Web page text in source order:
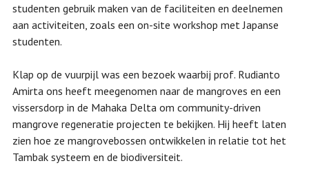
studenten gebruik maken van de faciliteiten en deelnemen
aan activiteiten, zoals een on-site workshop met Japanse
studenten.
Klap op de vuurpijl was een bezoek waarbij prof. Rudianto
Amirta ons heeft meegenomen naar de mangroves en een
vissersdorp in de Mahaka Delta om community-driven
mangrove regeneratie projecten te bekijken. Hij heeft laten
zien hoe ze mangrovebossen ontwikkelen in relatie tot het
Tambak systeem en de biodiversiteit.